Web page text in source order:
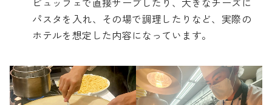
パスタを入れ、その場で調理したりなど、実際の
ホテルを想定した内容になっています。